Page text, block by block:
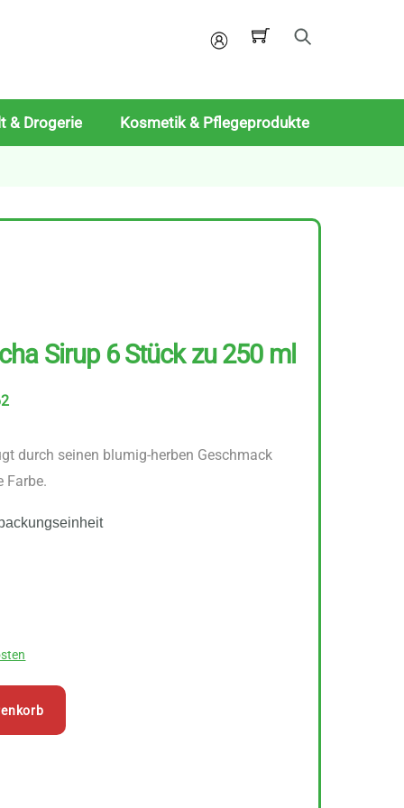
Mein
& Drogerie Kosmetik & Pflegeprodukte
Sirup 6 Stück zu 250 ml
durch seinen blumig-herben Geschmack
Farbe.